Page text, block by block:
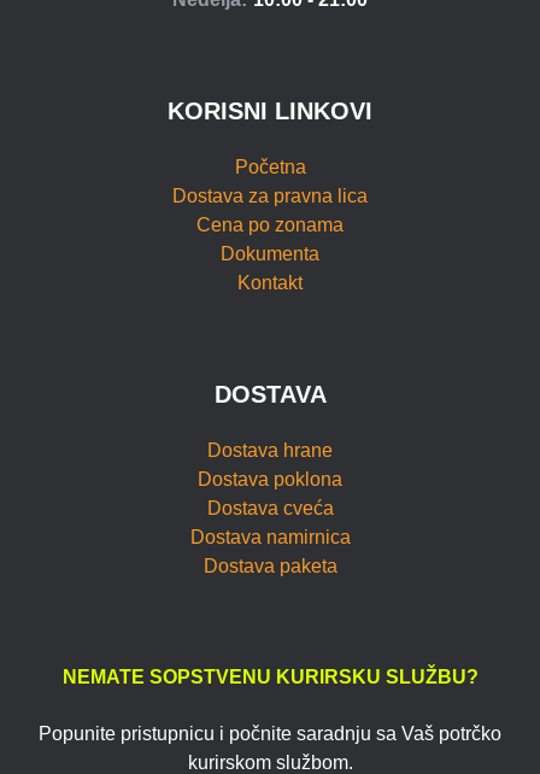
KORISNI LINKOVI
Početna
Dostava za pravna lica
Cena po zonama
Dokumenta
Kontakt
DOSTAVA
Dostava hrane
Dostava poklona
Dostava cveća
Dostava namirnica
Dostava paketa
NEMATE SOPSTVENU KURIRSKU SLUŽBU?
Popunite pristupnicu i počnite saradnju sa Vaš potrčko
kurirskom službom.